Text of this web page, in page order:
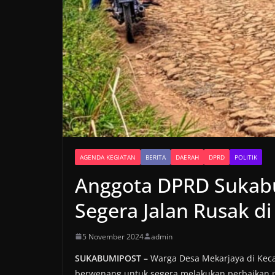
AGENDA KEGIATAN BERITA DAERAH DPRD POLITIK
Anggota DPRD
Segera Jalan Rusak
5 November 2024 admin
SUKABUMIPOST – Warga Desa Mekarjaya di
BERITA